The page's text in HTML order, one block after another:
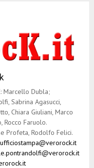
Marcello Dubla;
Sabrina Agasucci,
Chiara Giuliani, Marco
Rocco Faruolo.
Profeta, Rodolfo Felici.
ufficiostampa@verorock.it